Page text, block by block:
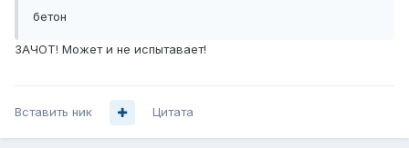
бетон
ЗАЧОТ! Может и не испытавает!
Вставить ник Цитата